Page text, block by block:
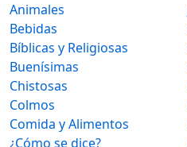
Animales
Bebidas
Bíblicas y Religiosas
Buenísimas
Chistosas
Colmos
Comida y Alimentos
¿Cómo se dice?